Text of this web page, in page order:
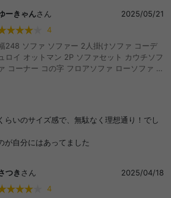
ーきゃんさん
2025/05/21
4
248 ソファ ソファー 2人掛けソファ コーデ
ュロイ オットマン 2P ソファセット カウチソフ
ァ コーナー コの字 フロアソファ ローソファ 低
ーディロイ アームレスト ひじ掛け 肘掛 おしゃ
らいのサイズ感で、無駄なく理想通り！でし
が自分にはあってました
つき さん
2025/04/18
4